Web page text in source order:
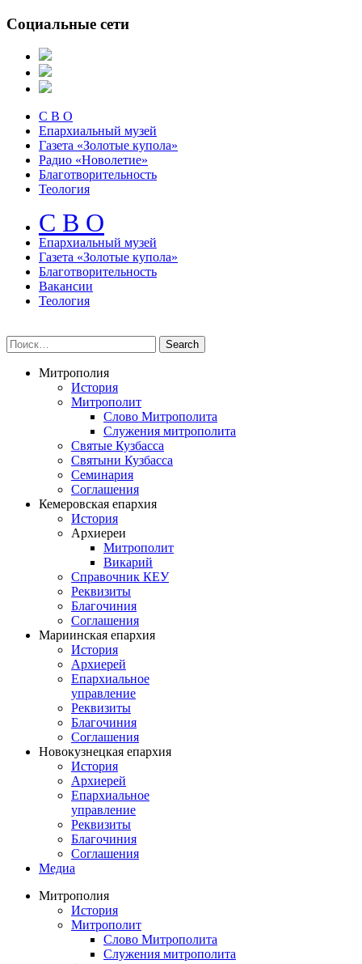
Социальные сети
С В О
Епархиальный музей
Газета «Золотые купола»
Радио «Новолетие»
Благотворительность
Теология
С В О
Епархиальный музeй
Газета «Золотые купола»
Благотворительность
Вакансии
Теология
Митрополия
История
Митрополит
Слово Митрополита
Служения митрополита
Святые Кузбасса
Святыни Кузбасса
Семинария
Соглашения
Кемеровская епархия
История
Архиереи
Митрополит
Викарий
Справочник КЕУ
Реквизиты
Благочиния
Соглашения
Мариинская епархия
История
Архиерей
Епархиальное
управление
Реквизиты
Благочиния
Соглашения
Новокузнецкая епархия
История
Архиерей
Епархиальное
управление
Реквизиты
Благочиния
Соглашения
Медиа
Митрополия
История
Митрополит
Слово Митрополита
Служения митрополита